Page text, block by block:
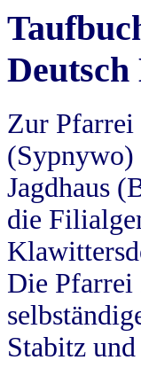
Zur Pfarrei
(Sypnywo)
Jagdhaus
die
Die Pfarrei
Stabitz